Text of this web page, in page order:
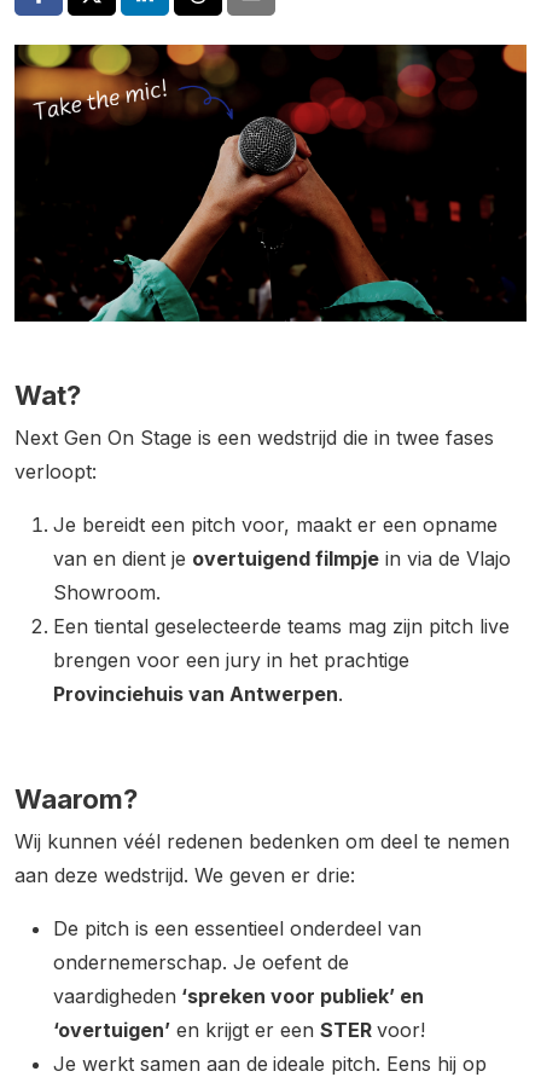
Wat?
Next Gen On Stage is een wedstrijd die in twee fases
verloopt:
Je bereidt een pitch voor, maakt er een opname
van en dient je overtuigend filmpje in via de Vlajo
Showroom.
Een tiental geselecteerde teams mag zijn pitch live
brengen voor een jury in het prachtige
Provinciehuis van Antwerpen.
Waarom?
Wij kunnen véél redenen bedenken om deel te nemen
aan deze wedstrijd. We geven er drie:
De pitch is een essentieel onderdeel van
ondernemerschap. Je oefent de
vaardigheden ‘spreken voor publiek’ en
‘overtuigen’ en krijgt er een STER voor!
Je werkt samen aan de ideale pitch. Eens hij op